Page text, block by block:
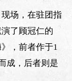
场，在驻团指
了顾冠仁的
，前者作于1
成，后者则是